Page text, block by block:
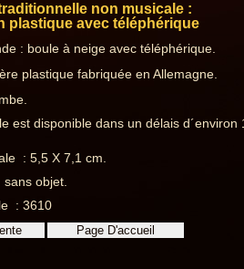
non musicale :
plastique avec téléphérique
: boule à neige avec téléphérique.
plastique fabriquée en Allemagne.
est disponible dans un délais d´environ
: 5,5 X 7,1 cm.
objet.
: 3610